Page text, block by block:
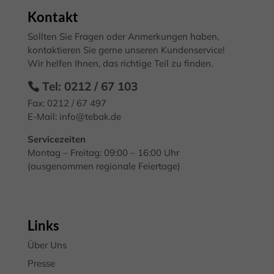
können
Produktseite
gewählt
werden
Kontakt
Sollten Sie Fragen oder Anmerkungen haben,
kontaktieren Sie gerne unseren Kundenservice!
Wir helfen Ihnen, das richtige Teil zu finden.
Tel: 0212 / 67 103
Fax: 0212 / 67 497
E-Mail: info@tebak.de
Servicezeiten
Montag – Freitag: 09:00 – 16:00 Uhr
(ausgenommen regionale Feiertage)
Links
Über Uns
Presse
Datenschutzeinstellungen
Essenziell (2)
Essenzielle Cookies ermöglichen grundlegende Funktionen und sind für
die einwandfreie Funktion der Website erforderlich.
Cookie-Informationen anzeigen
Marketing (3)
Marketing-Cookies werden von Drittanbietern oder Publishern
sie Besucher über Websites hinweg verfolgen.
Cookie-Informationen anzeigen
werden, bedarf der Zugriff auf diese Inhalte keiner manuellen
Einwilligung mehr.